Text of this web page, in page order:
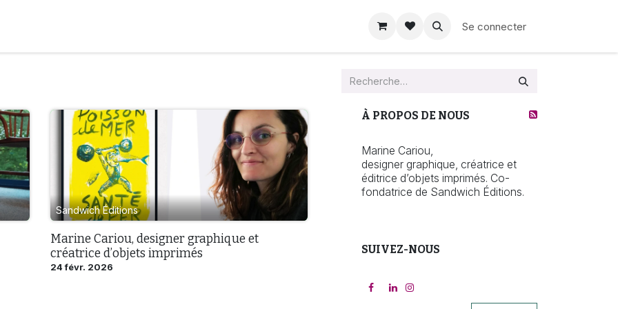
Se connecter
Sandwich Éditions
Marine Cariou, designer graphique et
créatrice d’objets imprimés
24 févr. 2026
À PROPOS DE NOUS
Marine Cariou,
designer graphique, créatrice et
éditrice d’objets imprimés. Co-
fondatrice de Sandwich Éditions.
SUIVEZ-NOUS